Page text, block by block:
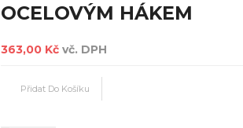
OCELOVÝM HÁKEM
363,00 Kč vč. DPH